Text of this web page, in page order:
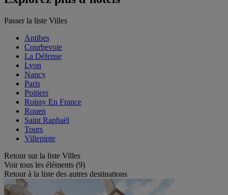
Passer la liste Villes
Antibes
Courbevoie
La Défense
Lyon
Nancy
Paris
Poitiers
Roissy En France
Rouen
Saint Raphaël
Tours
Villepinte
Retour sur la liste Villes
Voir tous les éléments (9)
Retour à la liste des autres destinations